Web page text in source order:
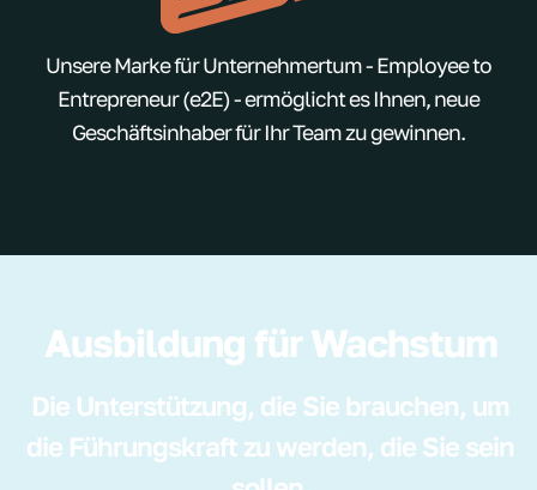
Unsere Marke für Unternehmertum - Employee to
Entrepreneur (e2E) - ermöglicht es Ihnen, neue
Geschäftsinhaber für Ihr Team zu gewinnen.
Ausbildung für Wachstum
Die Unterstützung, die Sie brauchen, um
die Führungskraft zu werden, die Sie sein